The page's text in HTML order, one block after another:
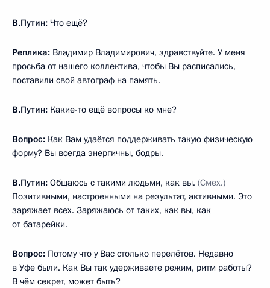
В.Путин: Что ещё?
Реплика: Владимир Владимирович, здравствуйте. У меня
просьба от нашего коллектива, чтобы Вы расписались,
поставили свой автограф на память.
В.Путин: Какие-то ещё вопросы ко мне?
Вопрос: Как Вам удаётся поддерживать такую физическую
форму? Вы всегда энергичны, бодры.
В.Путин: Общаюсь с такими людьми, как вы. (Смех.)
Позитивными, настроенными на результат, активными. Это
заряжает всех. Заряжаюсь от таких, как вы, как
от батарейки.
Вопрос: Потому что у Вас столько перелётов. Недавно
в Уфе были. Как Вы так удерживаете режим, ритм работы?
В чём секрет, может быть?